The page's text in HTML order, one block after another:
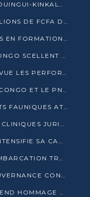
POOL : LA LIGNE ÉLECTRIQUE LOUINGUI-KINKALA-BOKO MISE EN SERVICE
LE PNUD REMET PLUS DE 49 MILLIONS DE FCFA D’ÉQUIPEMENTS POUR ACCÉLÉRER LA NUMÉRISATION DU SYSTÈME DE SANTÉ
L’ACAT CONGO PLACE 54 JEUNES EN FORMATION PROFESSIONNELLE
AGRICULTURE : L’ITALIE ET LE CONGO SCELLENT UN PARTENARIAT POUR UNE PRODUCTION LOCALE DURABLE
SANTÉ : LE CONGO PASSE EN REVUE LES PERFORMANCES DE SES HÔPITAUX À MI-PARCOURS
ENSEIGNEMENT SUPÉRIEUR : LE CONGO ET LE PNUD VEULENT RAPPROCHER LA FORMATION UNIVERSITAIRE DES BESOINS DU MARCHÉ DE L’EMPLOI
QUATRE PRÉSUMÉS DÉLINQUANTS FAUNIQUES ATTENDUS DEVANT LA JUSTICE POUR TRAFIC D’IVOIRE
JUSTICE : LE CONGO LANCE DES CLINIQUES JURIDIQUES POUR RAPPROCHER LE DROIT DES CITOYENS
FRANCOPHONIE : COUMBA BA INTENSIFIE SA CAMPAGNE POUR LA SUCCESSION À LA TÊTE DE L’OIF
DRAME SUR LA SANGHA : UNE EMBARCATION TRANSPORTANT DES FIDÈLES DE « NZAMBÉ YA L’HUILE » FAIT NAUFRAGE À OUESSO
DES JEUNES S’INITIENT À LA GOUVERNANCE CONTINENTALE À BRAZZAVILLE
ANATOLE COLLINET MAKOSSO REND HOMMAGE À JEAN-PAUL PIGASSE